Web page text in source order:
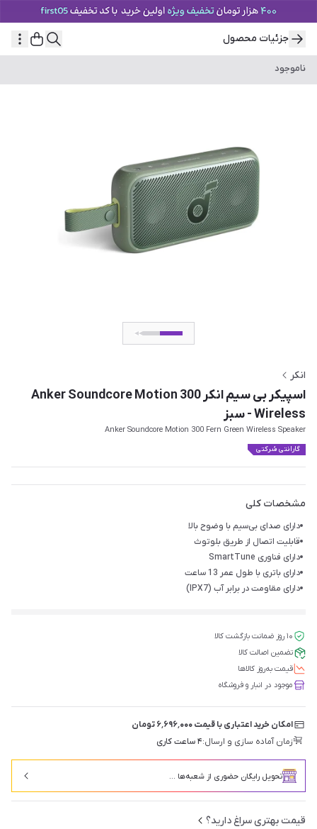
جزئیات محصول
ناموجود
انکر
اسپیکر بی سیم انکر Anker Soundcore Motion 300
Wireless - سبز
Anker Soundcore Motion 300 Fern Green Wireless Speaker
گارانتی شرکتی
مشخصات کلی
دارای صدای بی‌سیم با وضوح بالا
قابلیت اتصال از طریق بلوتوث
دارای فناوری SmartTune
دارای باتری با طول عمر 13 ساعت
دارای مقاومت در برابر آب (IPX7)
۱۰ روز ضمانت بازگشت کالا
تضمین اصالت کالا
قیمت‌ به‌روز کالاها
موجود در انبار و فروشگاه
امکان خرید اعتباری با قیمت ۶٬۶۹۶٬۰۰۰ تومان
زمان آماده سازی و ارسال:۴ ساعت کاری
تحویل رایگان حضوری از شعبه‌ها ...
قیمت بهتری سراغ دارید؟